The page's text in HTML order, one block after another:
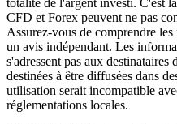
CFD et Forex peuvent ne pas
Assurez-vous de comprendre les
un avis indépendant. Les
s'adressent pas aux
destinées à être diffusées dans
utilisation serait incompatible
réglementations locales.